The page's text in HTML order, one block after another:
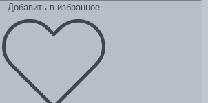
Добавить в избранное